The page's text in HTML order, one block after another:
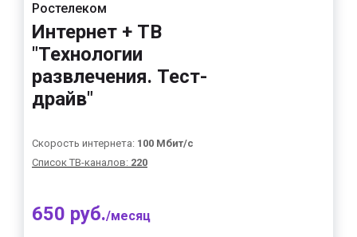
Ростелеком
Интернет + ТВ
"Технологии
развлечения. Тест-
драйв"
Скорость интернета: 100 Мбит/с
Список ТВ-каналов: 220
650 руб./месяц